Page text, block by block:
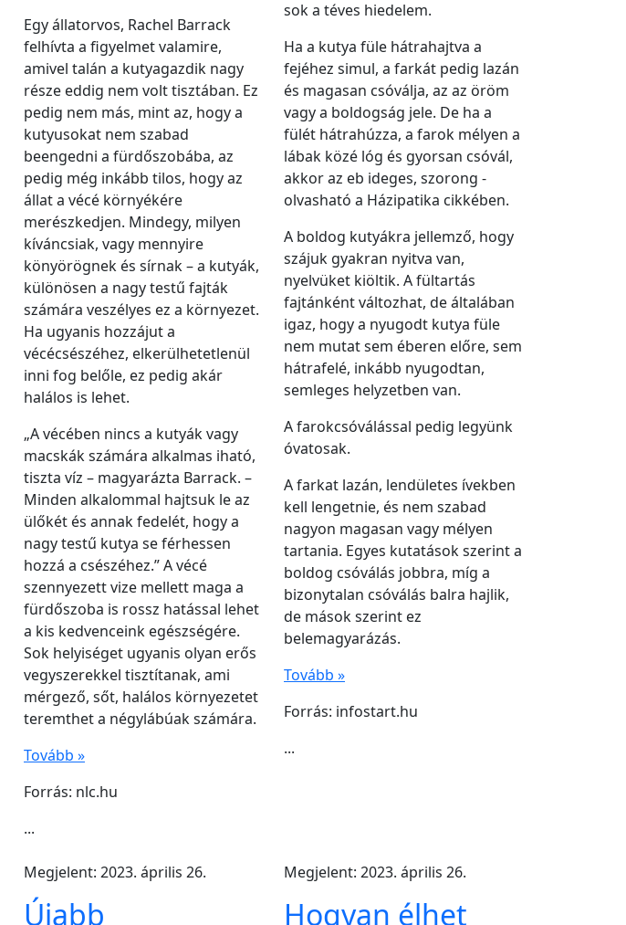
Egy állatorvos, Rachel Barrack
felhívta a figyelmet valamire,
amivel talán a kutyagazdik nagy
része eddig nem volt tisztában. Ez
pedig nem más, mint az, hogy a
kutyusokat nem szabad
beengedni a fürdőszobába, az
pedig még inkább tilos, hogy az
állat a vécé környékére
merészkedjen. Mindegy, milyen
kíváncsiak, vagy mennyire
könyörögnek és sírnak – a kutyák,
különösen a nagy testű fajták
számára veszélyes ez a környezet.
Ha ugyanis hozzájut a
vécécsészéhez, elkerülhetetlenül
inni fog belőle, ez pedig akár
halálos is lehet.
„A vécében nincs a kutyák vagy
macskák számára alkalmas iható,
tiszta víz – magyarázta Barrack. –
Minden alkalommal hajtsuk le az
ülőkét és annak fedelét, hogy a
nagy testű kutya se férhessen
hozzá a csészéhez.” A vécé
szennyezett vize mellett maga a
fürdőszoba is rossz hatással lehet
a kis kedvenceink egészségére.
Sok helyiséget ugyanis olyan erős
vegyszerekkel tisztítanak, ami
mérgező, sőt, halálos környezetet
teremthet a négylábúak számára.
Tovább »
Forrás: nlc.hu
...
sok a téves hiedelem.
Ha a kutya füle hátrahajtva a
fejéhez simul, a farkát pedig lazán
és magasan csóválja, az az öröm
vagy a boldogság jele. De ha a
fülét hátrahúzza, a farok mélyen a
lábak közé lóg és gyorsan csóvál,
akkor az eb ideges, szorong -
olvasható a Házipatika cikkében.
A boldog kutyákra jellemző, hogy
szájuk gyakran nyitva van,
nyelvüket kiöltik. A fültartás
fajtánként változhat, de általában
igaz, hogy a nyugodt kutya füle
nem mutat sem éberen előre, sem
hátrafelé, inkább nyugodtan,
semleges helyzetben van.
A farokcsóválással pedig legyünk
óvatosak.
A farkat lazán, lendületes ívekben
kell lengetnie, és nem szabad
nagyon magasan vagy mélyen
tartania. Egyes kutatások szerint a
boldog csóválás jobbra, míg a
bizonytalan csóválás balra hajlik,
de mások szerint ez
belemagyarázás.
Tovább »
Forrás: infostart.hu
...
Megjelent: 2023. április 26.
Újabb
Megjelent: 2023. április 26.
Hogyan élhet